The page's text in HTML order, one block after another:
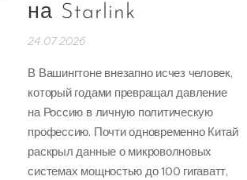
на Starlink
24.07.2026
В Вашингтоне внезапно исчез человек,
который годами превращал давление
на Россию в личную политическую
профессию. Почти одновременно Китай
раскрыл данные о микроволновых
системах мощностью до 100 гигаватт,